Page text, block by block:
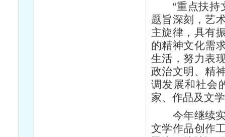
“重点扶持文
题旨深刻，艺
主旋律，具有
的精神文化需
生活，努力表
政治文明、精
调发展和社会
家、作品及文
今年继续实
文学作品创作